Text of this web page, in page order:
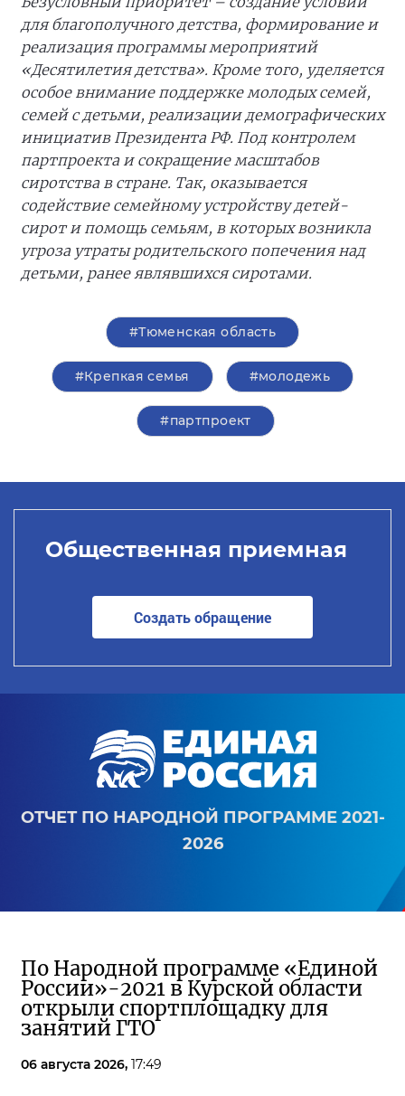
для благополучного детства, формирование и
реализация программы мероприятий
«Десятилетия детства». Кроме того, уделяется
особое внимание поддержке молодых семей,
семей с детьми, реализации демографических
инициатив Президента РФ. Под контролем
партпроекта и сокращение масштабов
сиротства в стране. Так, оказывается
содействие семейному устройству детей-
сирот и помощь семьям, в которых возникла
угроза утраты родительского попечения над
детьми, ранее являвшихся сиротами.
#Тюменская область
#Крепкая семья #молодежь
#партпроект
Общественная приемная
Создать обращение
ОТЧЕТ ПО НАРОДНОЙ ПРОГРАММЕ 2021-
2026
По Народной программе «Единой
России»-2021 в Курской области
открыли спортплощадку для
занятий ГТО
06 августа 2026, 17:49